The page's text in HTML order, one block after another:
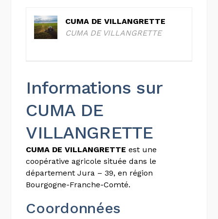
CUMA DE VILLANGRETTE
CUMA DE VILLANGRETTE
Informations sur
CUMA DE
VILLANGRETTE
CUMA DE VILLANGRETTE est une
coopérative agricole située dans le
département Jura – 39, en région
Bourgogne-Franche-Comté.
Coordonnées